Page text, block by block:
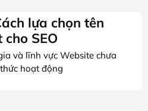
lựa chọn tên
SEO
và lĩnh vực Website chưa
hoạt động